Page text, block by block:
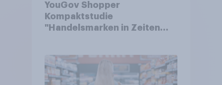
YouGov Shopper
Kompaktstudie
"Handelsmarken in Zeiten